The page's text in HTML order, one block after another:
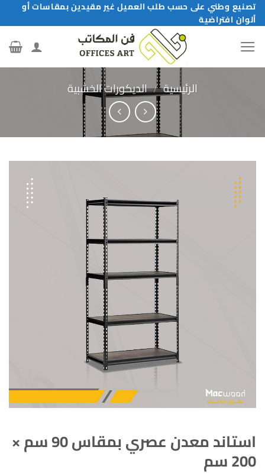
تخطي
للمحتوى
تصنيع وطني على حسب طلب العميل غير مقيدين بمقاسات أو
ألوان افتراضية
الرئيسية / الديكورات الخشبية
استاند معدن عصري بمقاس 90 سم ×
200 سم